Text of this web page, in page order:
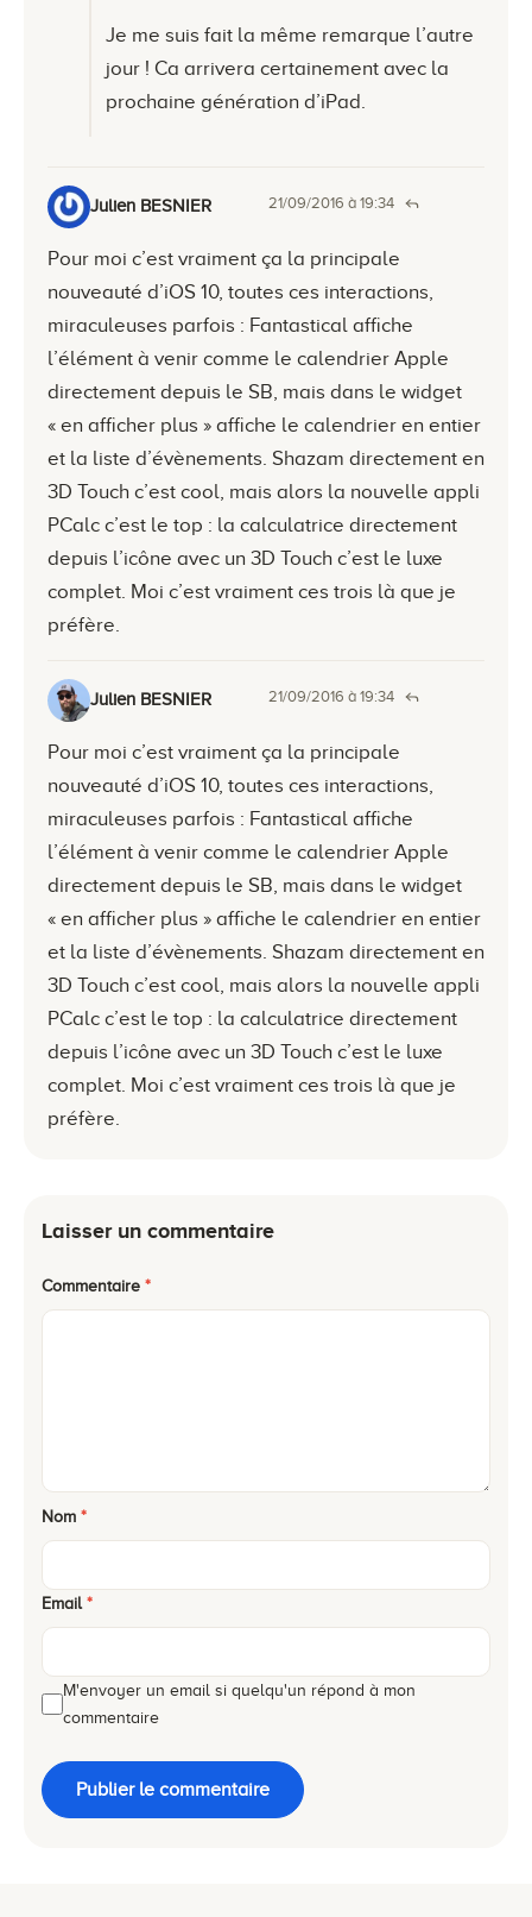
Je me suis fait la même remarque l’autre
jour ! Ca arrivera certainement avec la
prochaine génération d’iPad.
Julien BESNIER 21/09/2016 à 19:34
Pour moi c’est vraiment ça la principale
nouveauté d’iOS 10, toutes ces interactions,
miraculeuses parfois : Fantastical affiche
l’élément à venir comme le calendrier Apple
directement depuis le SB, mais dans le widget
« en afficher plus » affiche le calendrier en entier
et la liste d’évènements. Shazam directement en
3D Touch c’est cool, mais alors la nouvelle appli
PCalc c’est le top : la calculatrice directement
depuis l’icône avec un 3D Touch c’est le luxe
complet. Moi c’est vraiment ces trois là que je
préfère.
Julien BESNIER 21/09/2016 à 19:34
Pour moi c’est vraiment ça la principale
nouveauté d’iOS 10, toutes ces interactions,
miraculeuses parfois : Fantastical affiche
l’élément à venir comme le calendrier Apple
directement depuis le SB, mais dans le widget
« en afficher plus » affiche le calendrier en entier
et la liste d’évènements. Shazam directement en
3D Touch c’est cool, mais alors la nouvelle appli
PCalc c’est le top : la calculatrice directement
depuis l’icône avec un 3D Touch c’est le luxe
complet. Moi c’est vraiment ces trois là que je
préfère.
Laisser un commentaire
Commentaire *
Nom *
Email *
M'envoyer un email si quelqu'un répond à mon
commentaire
Publier le commentaire